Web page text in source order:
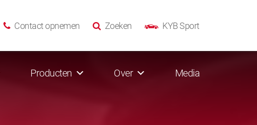
KYB Sport
Zoeken
Contact opnemen
Producten Over Media